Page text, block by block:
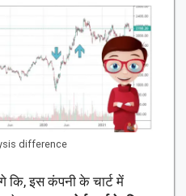
difference
कि, इस कंपनी के चार्ट में